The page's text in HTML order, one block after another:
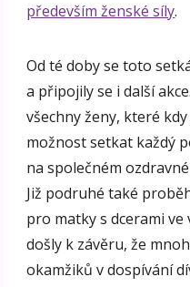
především ženské síly.
Od té doby se toto
a připojily se i další
všechny ženy, které
možnost setkat každý
na společném
Již podruhé také
pro matky s dcerami
došly k závěru, že
okamžiků v dospívání